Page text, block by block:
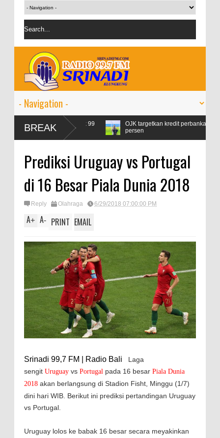
BREAK
Pertamax Naik 99
OJK targetkan kredit perbankan pada 2024
Prediksi Uruguay vs Portugal
di 16 Besar Piala Dunia 2018
Reply Olahraga 6/29/2018 07:00:00 PM
A+ A- PRINT EMAIL
Srinadi 99,7 FM | Radio Bali Laga
sengit Uruguay vs Portugal pada 16 besar Piala Dunia
2018 akan berlangsung di Stadion Fisht, Minggu (1/7)
dini hari WIB. Berikut ini prediksi pertandingan Uruguay
vs Portugal.
Uruguay lolos ke babak 16 besar secara meyakinkan